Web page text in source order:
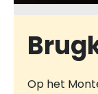
Op het